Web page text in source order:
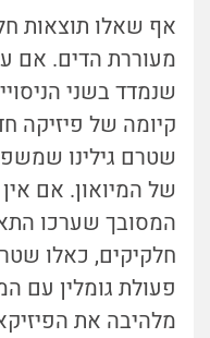
אף שאלו תוצאות
שנמדד בשני
קיומה של פיזיקה
שטרם גילינו
של המיואון. אם
המסובך שערכו
חלקיקים, כאלו
פעולת גומלין עם
מלהיבה את